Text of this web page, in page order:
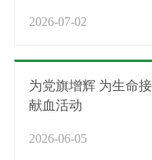
2026-07-02
为党旗增辉 为生命
献血活动
2026-06-05